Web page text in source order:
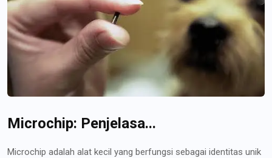
Microchip: Penjelasa...
Microchip adalah alat kecil yang berfungsi sebagai identitas unik